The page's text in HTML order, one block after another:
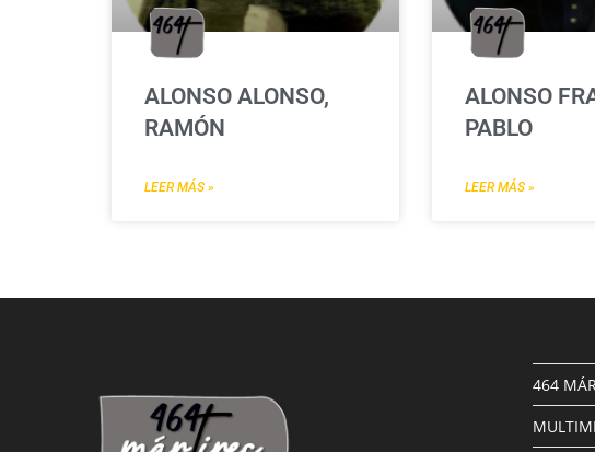
ALONSO ALONSO,
RAMÓN
LEER MÁS »
ALONSO
PABLO
LEER MÁS »
464